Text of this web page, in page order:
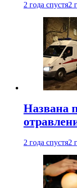
2 года спустя2
Названа
2 года спустя2